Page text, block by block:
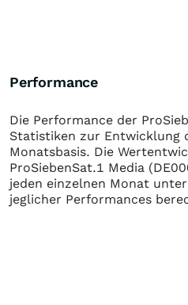
Performance
Die Performance der
Statistiken zur Entwicklung
Monatsbasis. Die
ProSiebenSat.1 Media
jeden einzelnen Monat
jeglicher Performances